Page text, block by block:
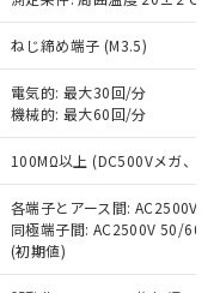
ねじ締め端子 (M3.5)
電気的: 最大30回/分
機械的: 最大60回/分
100MΩ以上 (DC500Vメガ、点
各端子とアース間: AC2500V
同極端子間: AC2500V 50/
(初期値)
だくもので
品の中には、
る商品もある
照会結果は、
での社内デー
のであり、閲
在庫および標
あることをご
形物で、有
です。
部品として
た場合などや
ます。
以下、 カド
リ臭化ビフェニル
ェニルエーテル類
(2-エチルヘキシ
中国RoHSの
ます。
中国RoHSの
します。
売部門へお問
：
、 Cd(カドミウ
ポリ臭化ビフェ
のうち、外国
定める商品
いう）を輸出
は役務取引許
な手続きを